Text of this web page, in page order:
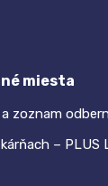
miesta
a zoznam
– PLUS